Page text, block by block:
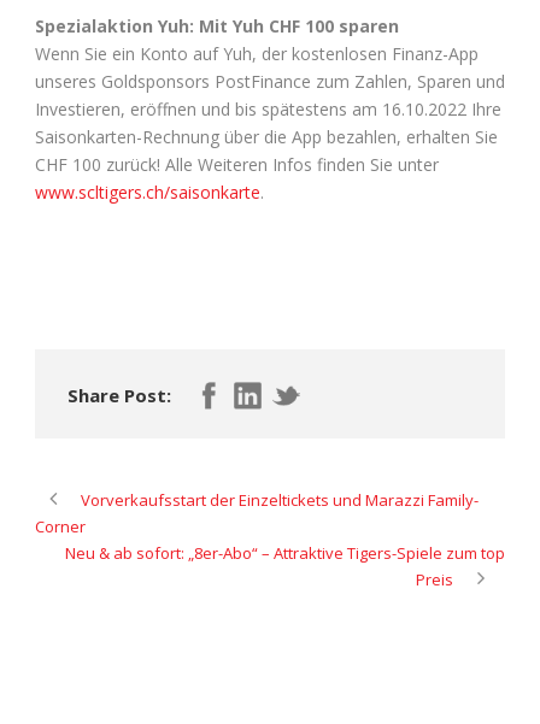
Spezialaktion Yuh: Mit Yuh CHF 100 sparen
Wenn Sie ein Konto auf Yuh, der kostenlosen Finanz-App
unseres Goldsponsors PostFinance zum Zahlen, Sparen und
Investieren, eröffnen und bis spätestens am 16.10.2022 Ihre
Saisonkarten-Rechnung über die App bezahlen, erhalten Sie
CHF 100 zurück! Alle Weiteren Infos finden Sie unter
www.scltigers.ch/saisonkarte.
Share Post:
Vorverkaufsstart der Einzeltickets und Marazzi Family-
Corner
Neu & ab sofort: „8er-Abo“ – Attraktive Tigers-Spiele zum top
Preis